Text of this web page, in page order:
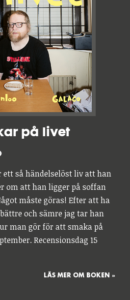
på livet
ett så händelselöst liv att han
om att han ligger på soffan
måste göras! Efter att ha
och sämre jag tar han
man gör för att smaka på
Recensionsdag 15
LÄS MER OM BOKEN »